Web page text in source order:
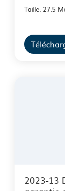
Taille: 27.5
2023-13